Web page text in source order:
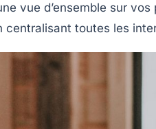
vue d’ensemble sur
centralisant toutes les